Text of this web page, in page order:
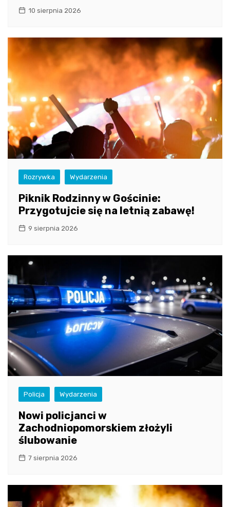
10 sierpnia 2026
Rozrywka Wydarzenia
Piknik Rodzinny w Gościnie:
Przygotujcie się na letnią zabawę!
9 sierpnia 2026
Policja Wydarzenia
Nowi policjanci w
Zachodniopomorskiem złożyli
ślubowanie
7 sierpnia 2026